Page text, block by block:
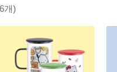
개)